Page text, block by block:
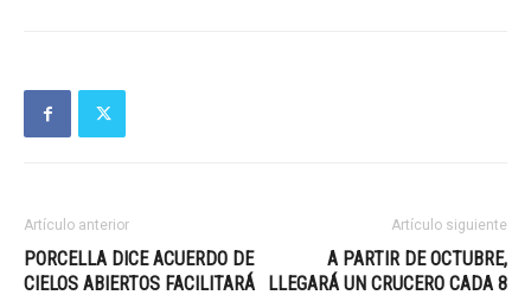
Artículo anterior
PORCELLA DICE ACUERDO DE
CIELOS ABIERTOS FACILITARÁ
Artículo siguiente
A PARTIR DE OCTUBRE,
LLEGARÁ UN CRUCERO CADA 8